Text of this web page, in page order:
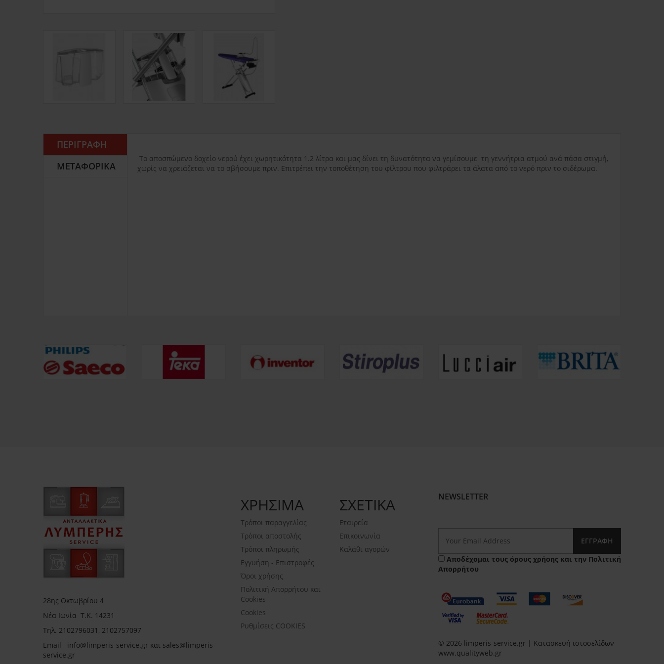
ΠΕΡΙΓΡΑΦΉ
ΜΕΤΑΦΟΡΙΚΆ
Το αποσπώμενο δοχείο νερού έχει χωρητικότητα 1.2 λίτρα και μας δίνει τη δυνατότητα να γεμίσουμε τη γεννήτρια ατμού ανά πάσα στιγμή,
χωρίς να χρειάζεται να το σβήσουμε πριν. Επιτρέπει την τοποθέτηση του φίλτρου που φιλτράρει τα άλατα από το νερό πριν το σιδέρωμα.
3.50€
28ης Οκτωβρίου 4
Νέα Ιωνία Τ.Κ. 14231
Τηλ. 2102796031, 2102757097
Email info@limperis-service.gr και sales@limperis-
service.gr
ΧΡΗΣΙΜΑ
Τρόποι παραγγελίας
Τρόποι αποστολής
Τρόποι πληρωμής
Εγγυήση - Επιστροφές
Όροι χρήσης
Πολιτική Απορρήτου και
Cookies
Cookies
Ρυθμίσεις COOKIES
ΣΧΕΤΙΚΑ
Εταιρεία
Επικοινωνία
Καλάθι αγορών
NEWSLETTER
ΕΓΓΡΑΦΉ
Αποδέχομαι τους όρους χρήσης και την Πολιτική
Απορρήτου
© 2026 limperis-service.gr | Κατασκευή ιστοσελίδων -
www.qualityweb.gr